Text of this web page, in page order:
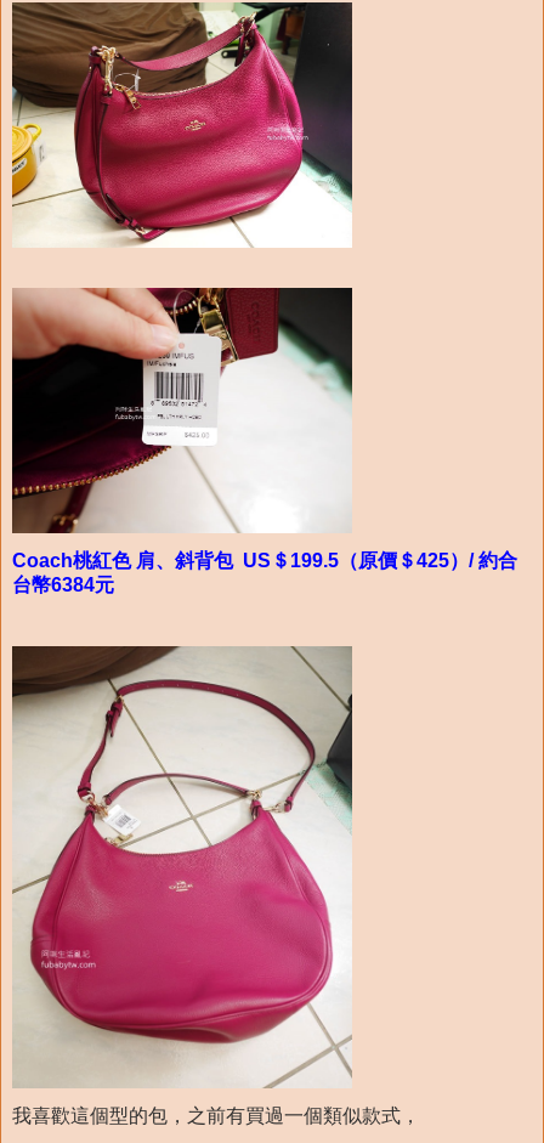
Coach桃紅色 肩、斜背包 US＄199.5（原價＄425）/ 約合
台幣6384元
我喜歡這個型的包，之前有買過一個類似款式，